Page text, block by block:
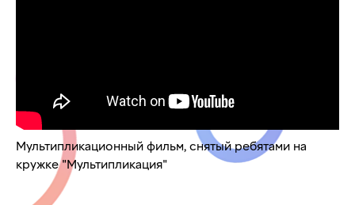
Мультипликационный фильм, снятый ребятами на
кружке "Мультипликация"